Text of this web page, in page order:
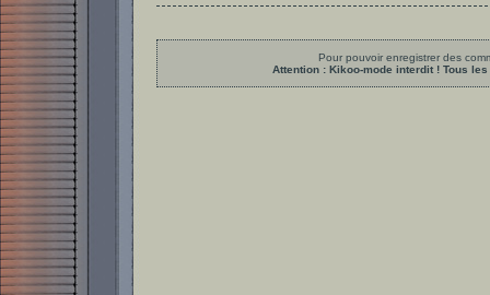
Pour pouvoir enregistrer des
Attention : Kikoo-mode interdit ! Tous